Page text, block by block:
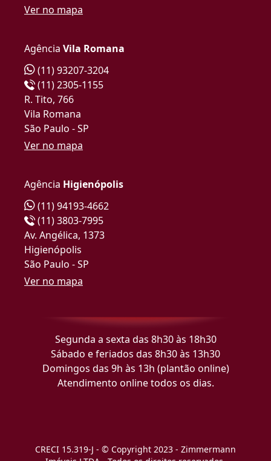
Ver no mapa
Agência Vila Romana
(11) 93207-3204
(11) 2305-1155
R. Tito, 766
Vila Romana
São Paulo - SP
Ver no mapa
Agência Higienópolis
(11) 94193-4662
(11) 3803-7995
Av. Angélica, 1373
Higienópolis
São Paulo - SP
Ver no mapa
Segunda a sexta das 8h30 às 18h30
Sábado e feriados das 8h30 às 13h30
Domingos das 9h às 13h (plantão online)
Atendimento online todos os dias.
CRECI 15.319-J - © Copyright 2023 - Zimmermann